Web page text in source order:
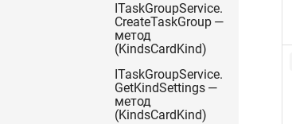
ITaskGroupService.
CreateTaskGroup —
метод
(KindsCardKind)
ITaskGroupService.
GetKindSettings —
метод
(KindsCardKind)